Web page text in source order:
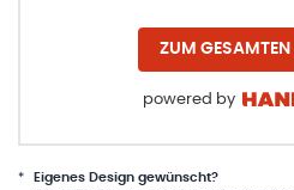
ZUM GESAMTEN
powered by
*
Eigenes Design gewünscht?